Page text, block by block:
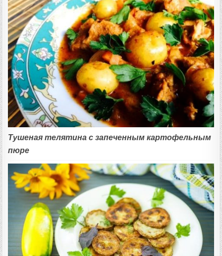
Тушеная телятина с запеченным картофельным
пюре